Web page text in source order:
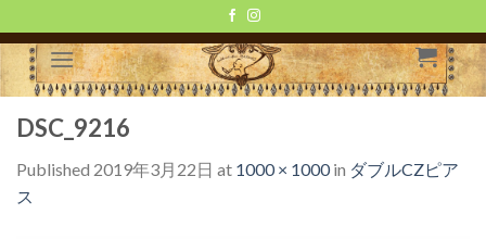
to
content
DSC_9216
Published 2019年3月22日 at 1000 × 1000in ダブルCZピア
ス